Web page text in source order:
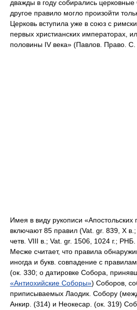
дважды в году собирались
другое правило могло произойти
Церковь вступила уже в союз с
первых христианских императорах,
половины IV века» (Павлов. Право. С.
Имея в виду рукописи «Апостольских
включают 85 правил (Vat. gr. 839, X
четв. VIII в.; Vat. gr. 1506, 1024 г.;
Месже считает, что правила
иногда и букв. совпадение с
(ок. 330; о датировке Собора,
«Антиохийские Соборы») Соборов,
приписываемых Лаодик. Собору
Анкир. (314) и Неокесар. (ок. 319)